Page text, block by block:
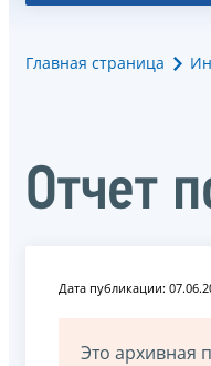
Главная страница
Отчет
Дата публикации:
Это архивная